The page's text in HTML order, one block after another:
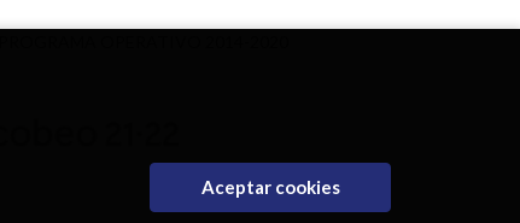
Aceptar cookies